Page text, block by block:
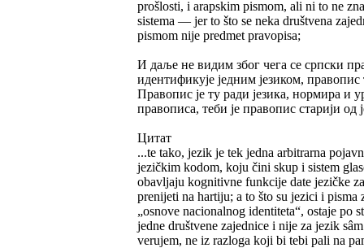
prošlosti, i arapskim pismom, ali ni to ne
sistema — jer to što se neka društvena
pismom nije predmet pravopisa;
И даље не видим због чега се српски
идентификује једним језиком,
Правопис је ту ради језика, нормира и
правописа, теби је правопис старији од
Цитат
...te tako, jezik je tek jedna arbitrarna
jezičkim kodom, koju čini skup i sistem
obavljaju kognitivne funkcije date jezičke
prenijeti na hartiju; a to što su jezici i
„osnove nacionalnog identiteta“, ostaje
jedne društvene zajednice i nije za jezik
verujem, ne iz razloga koji bi tebi pali na